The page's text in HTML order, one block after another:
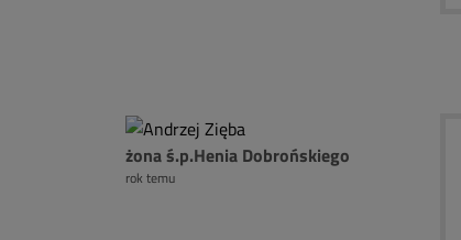
żona ś.p.Henia Dobrońskiego
rok temu